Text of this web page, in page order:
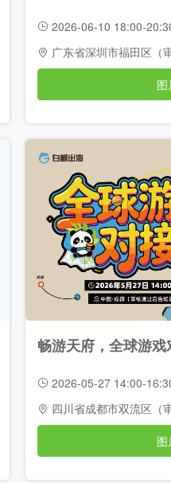
2026-06-10 18:00-
广东省深圳市福田区（
畅游天府，全球游戏
2026-05-27 14:00-
四川省成都市双流区（